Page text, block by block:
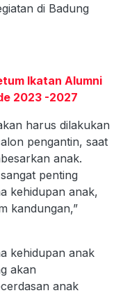
di Badung
Ikatan Alumni
2023 -2027
harus dilakukan
pengantin, saat
anak.
penting
kehidupan anak,
kandungan,”
kehidupan anak
akan
anak